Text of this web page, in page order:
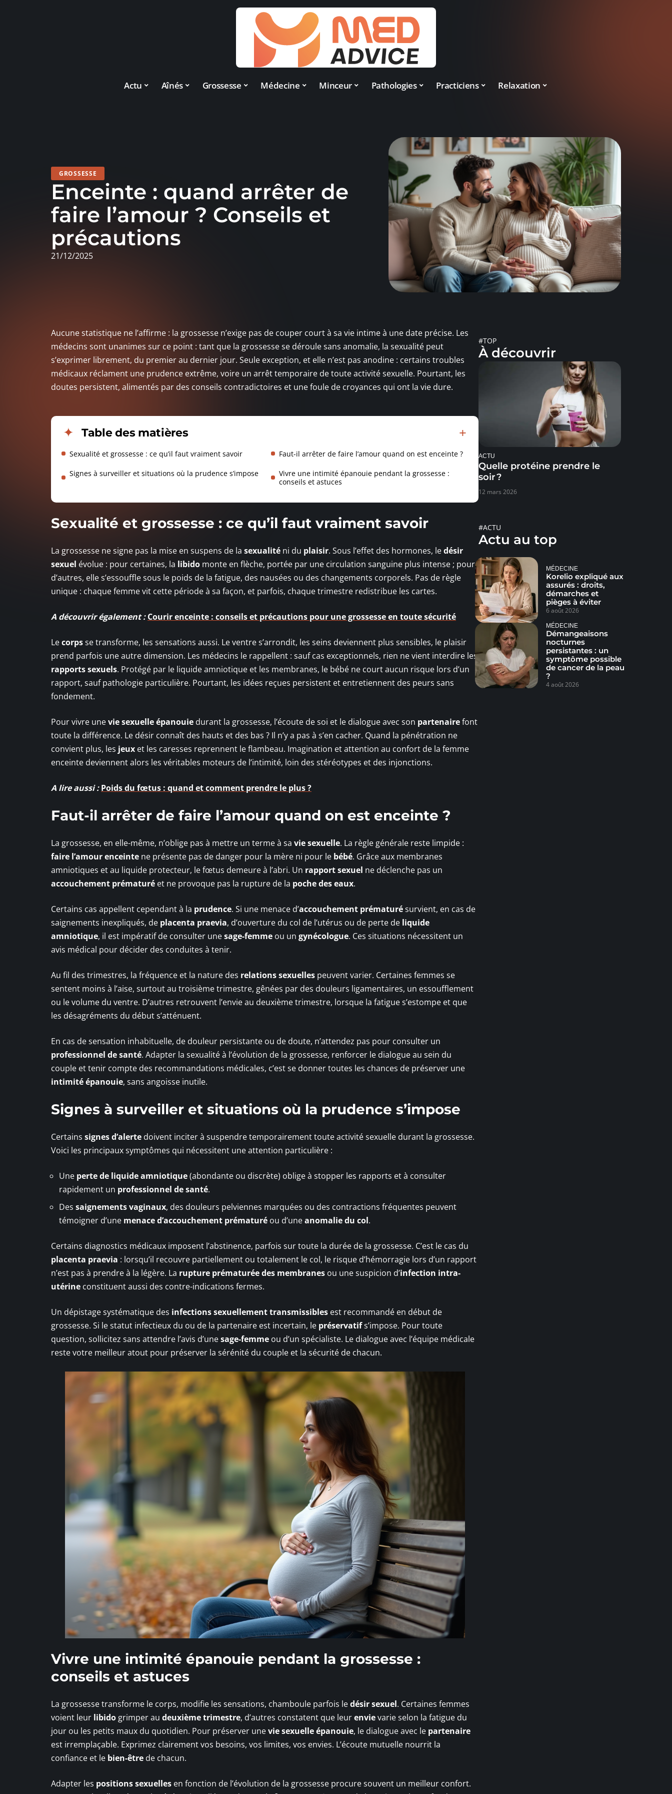
Actu Aînés Grossesse Médecine Minceur Pathologies Practiciens Relaxation
GROSSESSE
Enceinte : quand arrêter de
faire l’amour ? Conseils et
précautions
21/12/2025
Aucune statistique ne l’affirme : la grossesse n’exige pas de couper court à sa vie intime à une date précise. Les
médecins sont unanimes sur ce point : tant que la grossesse se déroule sans anomalie, la sexualité peut
s’exprimer librement, du premier au dernier jour. Seule exception, et elle n’est pas anodine : certains troubles
médicaux réclament une prudence extrême, voire un arrêt temporaire de toute activité sexuelle. Pourtant, les
doutes persistent, alimentés par des conseils contradictoires et une foule de croyances qui ont la vie dure.
Table des matières
Sexualité et grossesse : ce qu’il faut vraiment savoir Faut-il arrêter de faire l’amour quand on est enceinte ?
Signes à surveiller et situations où la prudence s’impose
Vivre une intimité épanouie pendant la grossesse :
conseils et astuces
Sexualité et grossesse : ce qu’il faut vraiment savoir
La grossesse ne signe pas la mise en suspens de la sexualité ni du plaisir. Sous l’effet des hormones, ledésir
sexuel évolue : pour certaines, la libido monte en flèche, portée par une circulation sanguine plus intense ; pour
d’autres, elle s’essouffle sous le poids de la fatigue, des nausées ou des changements corporels. Pas de règle
unique : chaque femme vit cette période à sa façon, et parfois, chaque trimestre redistribue les cartes.
A découvrir également : Courir enceinte : conseils et précautions pour une grossesse en toute sécurité
Lecorpsse transforme, les sensations aussi. Le ventre s’arrondit, les seins deviennent plus sensibles, le plaisir
prend parfois une autre dimension. Les médecins le rappellent : sauf cas exceptionnels, rien ne vient interdire les
rapports sexuels. Protégé par le liquide amniotique et les membranes, le bébé ne court aucun risque lors d’un
rapport, sauf pathologie particulière. Pourtant, les idées reçues persistent et entretiennent des peurs sans
fondement.
Pour vivre unevie sexuelle épanouie durant la grossesse, l’écoute de soi et le dialogue avec son partenairefont
toute la différence. Le désir connaît des hauts et des bas ? Il n’y a pas à s’en cacher. Quand la pénétration ne
convient plus, les jeux et les caresses reprennent le flambeau. Imagination et attention au confort de la femme
enceinte deviennent alors les véritables moteurs de l’intimité, loin des stéréotypes et des injonctions.
A lire aussi : Poids du fœtus : quand et comment prendre le plus ?
Faut-il arrêter de faire l’amour quand on est enceinte ?
La grossesse, en elle-même, n’oblige pas à mettre un terme à sa vie sexuelle. La règle générale reste limpide :
faire l’amour enceinte ne présente pas de danger pour la mère ni pour le bébé. Grâce aux membranes
amniotiques et au liquide protecteur, le fœtus demeure à l’abri. Un rapport sexuel ne déclenche pas un
accouchement prématuré et ne provoque pas la rupture de la poche des eaux.
Certains cas appellent cependant à la prudence. Si une menace d’accouchement prématurésurvient, en cas de
saignements inexpliqués, de placenta praevia, d’ouverture du col de l’utérus ou de perte de liquide
amniotique, il est impératif de consulter unesage-femme ou un gynécologue. Ces situations nécessitent un
avis médical pour décider des conduites à tenir.
Au fil des trimestres, la fréquence et la nature des relations sexuelles peuvent varier. Certaines femmes se
sentent moins à l’aise, surtout au troisième trimestre, gênées par des douleurs ligamentaires, un essoufflement
ou le volume du ventre. D’autres retrouvent l’envie au deuxième trimestre, lorsque la fatigue s’estompe et que
les désagréments du début s’atténuent.
En cas de sensation inhabituelle, de douleur persistante ou de doute, n’attendez pas pour consulter un
professionnel de santé. Adapter la sexualité à l’évolution de la grossesse, renforcer le dialogue au sein du
couple et tenir compte des recommandations médicales, c’est se donner toutes les chances de préserver une
intimité épanouie, sans angoisse inutile.
Signes à surveiller et situations où la prudence s’impose
Certains signes d’alerte doivent inciter à suspendre temporairement toute activité sexuelle durant la grossesse.
Voici les principaux symptômes qui nécessitent une attention particulière :
Une perte de liquide amniotique(abondante ou discrète) oblige à stopper les rapports et à consulter
rapidement un professionnel de santé.
Des saignements vaginaux, des douleurs pelviennes marquées ou des contractions fréquentes peuvent
témoigner d’une menace d’accouchement prématuré ou d’uneanomalie du col.
Certains diagnostics médicaux imposent l’abstinence, parfois sur toute la durée de la grossesse. C’est le cas du
placenta praevia : lorsqu’il recouvre partiellement ou totalement le col, le risque d’hémorragie lors d’un rapport
n’est pas à prendre à la légère. La rupture prématurée des membranes ou une suspicion d’infection intra-
utérine constituent aussi des contre-indications fermes.
Un dépistage systématique des infections sexuellement transmissibles est recommandé en début de
grossesse. Si le statut infectieux du ou de la partenaire est incertain, le préservatifs’impose. Pour toute
question, sollicitez sans attendre l’avis d’unesage-femme ou d’un spécialiste. Le dialogue avec l’équipe médicale
reste votre meilleur atout pour préserver la sérénité du couple et la sécurité de chacun.
Vivre une intimité épanouie pendant la grossesse :
conseils et astuces
La grossesse transforme le corps, modifie les sensations, chamboule parfois ledésir sexuel. Certaines femmes
voient leur libido grimper au deuxième trimestre, d’autres constatent que leurenvievarie selon la fatigue du
jour ou les petits maux du quotidien. Pour préserver unevie sexuelle épanouie, le dialogue avec le partenaire
est irremplaçable. Exprimez clairement vos besoins, vos limites, vos envies. L’écoute mutuelle nourrit la
confiance et le bien-être de chacun.
Adapter les positions sexuelles en fonction de l’évolution de la grossesse procure souvent un meilleur confort.
#TOP
À découvrir
ACTU
Quelle protéine prendre le
soir ?
12 mars 2026
#ACTU
Actu au top
MÉDECINE
Korelio expliqué aux
assurés : droits,
démarches et
pièges à éviter
6 août 2026
MÉDECINE
Démangeaisons
nocturnes
persistantes : un
symptôme possible
de cancer de la peau
?
4 août 2026